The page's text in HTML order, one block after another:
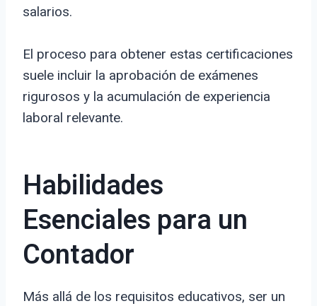
salarios.
El proceso para obtener estas certificaciones
suele incluir la aprobación de exámenes
rigurosos y la acumulación de experiencia
laboral relevante.
Habilidades
Esenciales para un
Contador
Más allá de los requisitos educativos, ser un